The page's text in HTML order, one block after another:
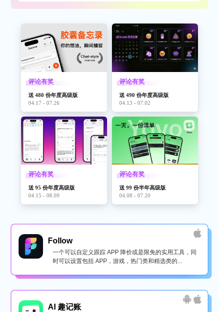
评论有奖
送 480 份年度高级版
04.17 - 07.26
评论有奖
送 490 份年度高级版
04.13 - 07.02
评论有奖
送 95 份年度高级版
04.15 - 08.09
评论有奖
送 99 份半年高级版
04.08 - 07.20
Follow
一个可以自定义跟踪 APP 降价或是限免的实用工具，同
时可以设置包括 APP，游戏，热门类和精选类的...
AI 趣记账